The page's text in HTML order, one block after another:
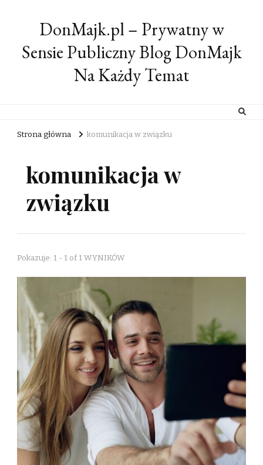
DonMajk.pl – Prywatny w
Sensie Publiczny Blog DonMajk
Na Każdy Temat
Strona główna komunikacja w związku
komunikacja w
związku
Pokazuje: 1 - 1 of 1 WYNIKÓW